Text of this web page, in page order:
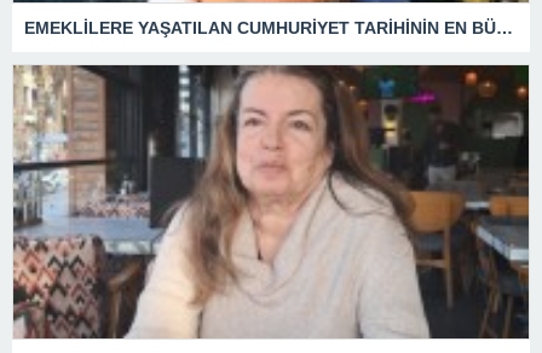
EMEKLİLERE YAŞATILAN CUMHURİYET TARİHİNİN EN BÜYÜK ZULMÜNÜN DERİN ANALİZİ !